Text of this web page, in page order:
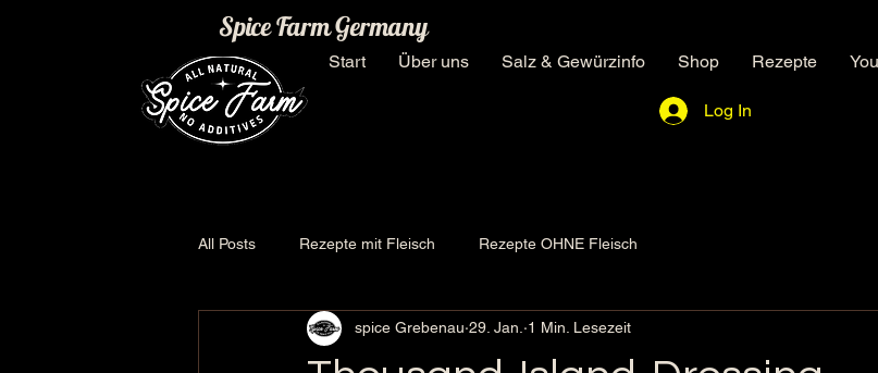
Spice Farm Germany
Start Über uns Salz & Gewürzinfo Shop Rezepte
Log In
All Posts Rezepte mit Fleisch Rezepte OHNE Fleisch
spice Grebenau 29. Jan. 1 Min. Lesezeit